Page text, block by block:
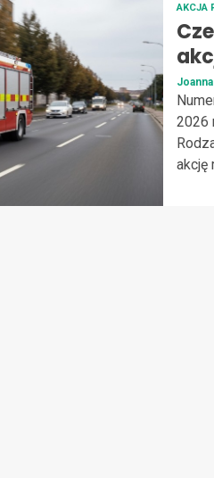
AKCJA
2026
akcję